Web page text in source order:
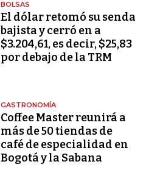
BOLSAS
El dólar retomó su senda
bajista y cerró en a
$3.204,61, es decir, $25,83
por debajo de la TRM
GASTRONOMÍA
Coffee Master reunirá a
más de 50 tiendas de
café de especialidad en
Bogotá y la Sabana